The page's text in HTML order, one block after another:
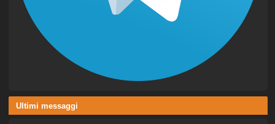
Ultimi messaggi